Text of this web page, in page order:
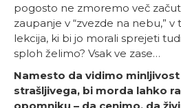
pogosto ne zmoremo več
zaupanje v “zvezde na nebu,” v
lekcija, ki bi jo morali sprejeti
sploh želimo? Vsak ve zase…
Namesto da vidimo
strašljivega, bi morda lahko